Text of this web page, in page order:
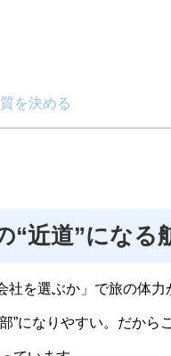
を決める
“近道”になる
を選ぶか」で旅の体力
”になりやすい。だからこ